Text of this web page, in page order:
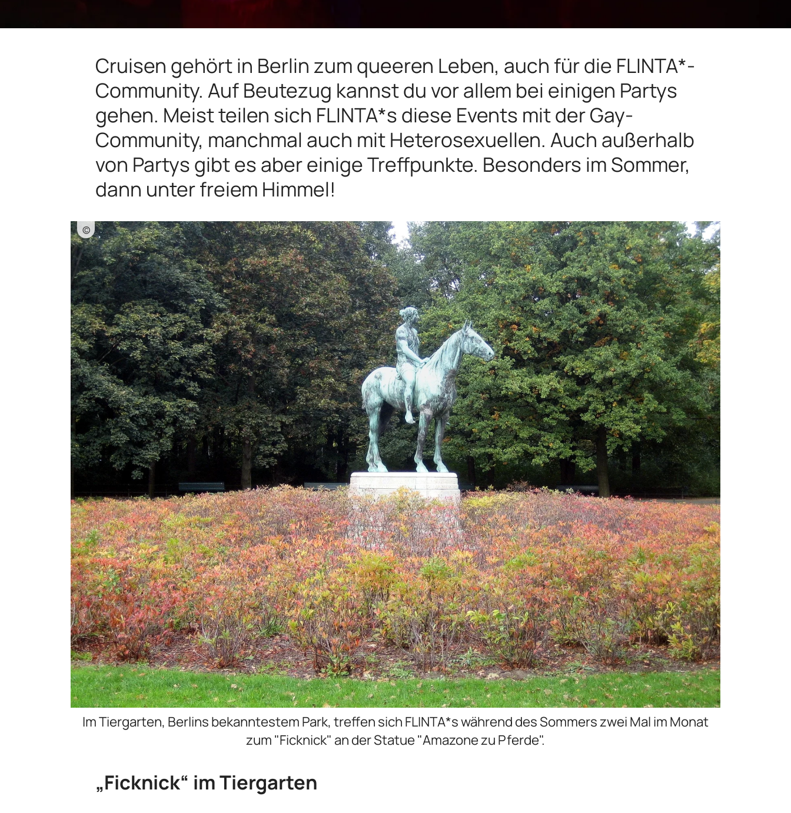
Cruisen gehört in Berlin zum queeren Leben, auch für die FLINTA*-
Community. Auf Beutezug kannst du vor allem bei einigen Partys
gehen. Meist teilen sich FLINTA*s diese Events mit der Gay-
Community, manchmal auch mit Heterosexuellen. Auch außerhalb
von Partys gibt es aber einige Treffpunkte. Besonders im Sommer,
dann unter freiem Himmel!
©
Im Tiergarten, Berlins bekanntestem Park, treffen sich FLINTA*s während des Sommers zwei Mal im Monat
zum "Ficknick" an der Statue "Amazone zu Pferde".
„Ficknick“ im Tiergarten